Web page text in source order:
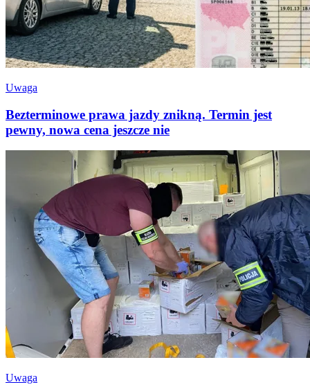
Uwaga
Bezterminowe prawa jazdy znikną. Termin jest
pewny, nowa cena jeszcze nie
Uwaga